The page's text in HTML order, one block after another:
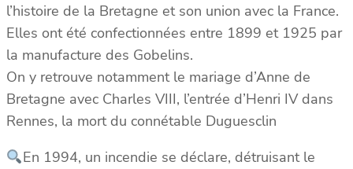
l’histoire de la Bretagne et son union avec la France.
Elles ont été confectionnées entre 1899 et 1925 par
la manufacture des Gobelins.
On y retrouve notamment le mariage d’Anne de
Bretagne avec Charles VIII, l’entrée d’Henri IV dans
Rennes, la mort du connétable Duguesclin
En 1994, un incendie se déclare, détruisant le